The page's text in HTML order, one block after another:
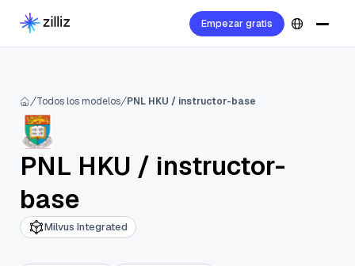
Empezar gratis
Todos los modelos PNL HKU / instructor-base
PNL HKU / instructor-
base
Milvus Integrated